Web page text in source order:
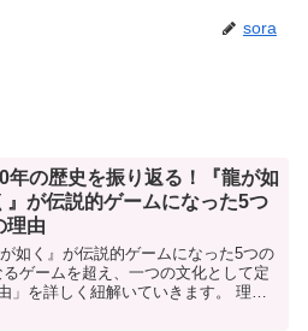
sora
年の歴史を振り返る！『龍が如
』が伝説的ゲームになった5つ
理由
如く』が伝説的ゲームになった5つの
ゲームを超え、一つの文化として定
」を詳しく紐解いていきます。 理由